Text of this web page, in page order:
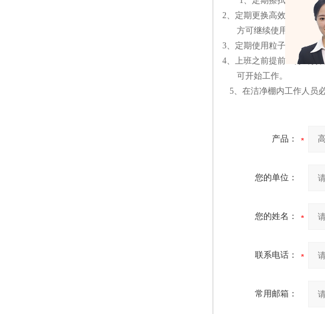
2、定期更换高效过滤器后
方可继续使用。更换高
3、定期使用粒子计数器检
4、上班之前提前 分钟打开
可开始工作。
5、在洁净棚内工作人员
产品：
您的单位：
您的姓名：
联系电话：
常用邮箱：